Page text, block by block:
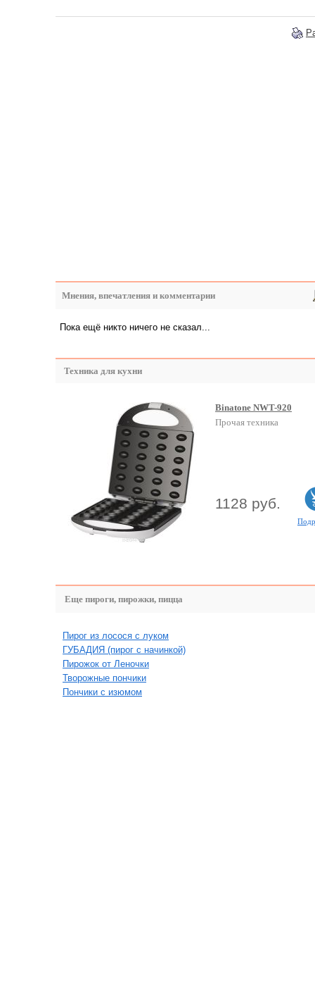
Мнения, впечатления и комментарии
Пока ещё никто ничего не сказал...
Техника для кухни
Binatone NWT-920
Прочая техника
1128 руб.
Еще пироги, пирожки, пицца
Пирог из лосося с луком
ГУБАДИЯ (пирог с начинкой)
Пирожок от Леночки
Творожные пончики
Пончики с изюмом